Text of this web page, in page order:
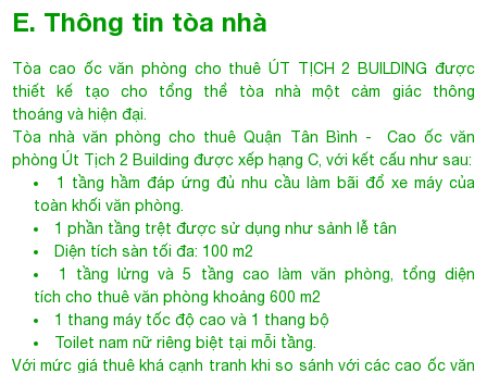
E. Thông tin tòa nhà
Tòa cao ốc văn phòng cho thuêÚT TỊCH 2 BUILDING được
thiết kế tạo cho tổng thể tòa nhà một cảm giác thông
thoáng và hiện đại.
Tòa nhà văn phòng cho thuê Quận Tân Bình - Cao ốc văn
phòng Út Tịch 2 Building được xếp hạng C, với kết cấu như sau:
1 tầng hầm đáp ứng đủ nhu cầu làm bãi đổ xe máy của
toàn khối văn phòng.
1 phần tầng trệt được sử dụng như sảnh lễ tân
Diện tích sàn tối đa: 100 m2
1 tầng lửng và 5 tầng cao làm văn phòng, tổng diện
tích cho thuê văn phòng khoảng 600 m2
1 thang máy tốc độ cao và 1 thang bộ
Toilet nam nữ riêng biệt tại mỗi tầng.
Với mức giá thuê khá cạnh tranh khi so sánh với các cao ốc văn